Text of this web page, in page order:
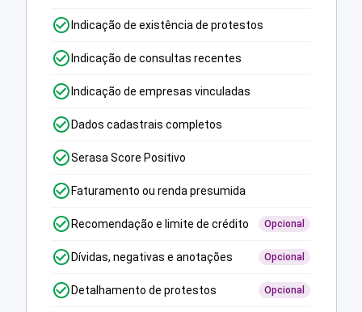
Indicação de existência de protestos
Indicação de consultas recentes
Indicação de empresas vinculadas
Dados cadastrais completos
Serasa Score Positivo
Faturamento ou renda presumida
Recomendação e limite de crédito Opcional
Dívidas, negativas e anotações Opcional
Detalhamento de protestos Opcional